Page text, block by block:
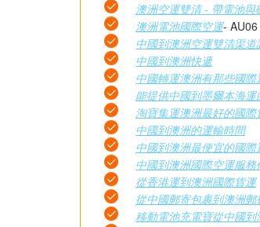
澳洲空運雙清 - 帶電池與
澳洲電池國際空運- AU06
中國到澳洲空運雙清渠
中國到澳洲快遞
中國轉運澳洲有那些國際
能提供中國到墨爾本海運
淘寶集運澳洲最好的國際
中國到澳洲的運輸時間
中國到澳洲最便宜的國際
中國到澳洲國際空運服務
從香港運到澳洲國際貨運
從中國郵寄包裹到澳洲郵
移動電池充電寶從中國